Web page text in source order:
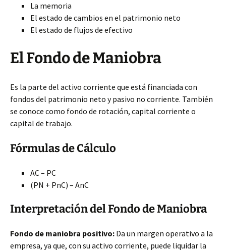
La memoria
El estado de cambios en el patrimonio neto
El estado de flujos de efectivo
El Fondo de Maniobra
Es la parte del activo corriente que está financiada con
fondos del patrimonio neto y pasivo no corriente. También
se conoce como fondo de rotación, capital corriente o
capital de trabajo.
Fórmulas de Cálculo
AC – PC
(PN + PnC) – AnC
Interpretación del Fondo de Maniobra
Fondo de maniobra positivo: Da un margen operativo a la
empresa, ya que, con su activo corriente, puede liquidar la